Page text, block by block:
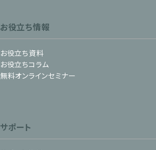
お役立ち情報
お役立ち資料
お役立ちコラム
無料オンラインセミナー
サポート